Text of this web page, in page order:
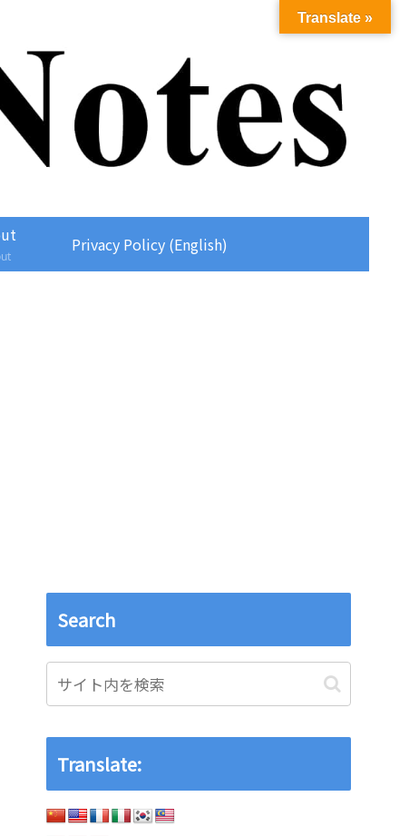
Privacy Policy (English)
Search
Translate:
Translate »